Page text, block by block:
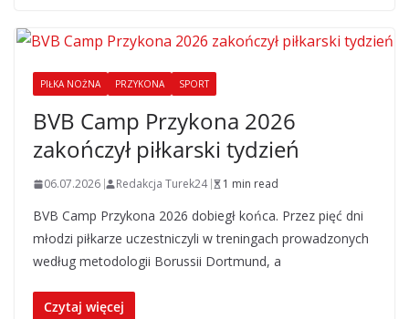
PIŁKA NOŻNA PRZYKONA SPORT
BVB Camp Przykona 2026
zakończył piłkarski tydzień
06.07.2026 Redakcja Turek24 1 min read
BVB Camp Przykona 2026 dobiegł końca. Przez pięć dni
młodzi piłkarze uczestniczyli w treningach prowadzonych
według metodologii Borussii Dortmund, a
Czytaj więcej